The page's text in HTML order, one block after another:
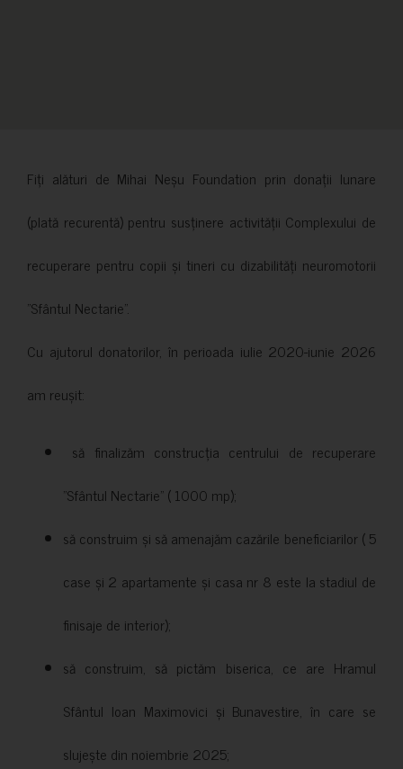
Fiți alături de Mihai Neșu Foundation prin donații lunare
(plată recurentă) pentru susținere activității Complexului de
recuperare pentru copii și tineri cu dizabilități neuromotorii
”Sfântul Nectarie”.
Cu ajutorul donatorilor, în perioada iulie 2020-iunie 2026
am reușit:
să finalizăm construcția centrului de recuperare
”Sfântul Nectarie” ( 1000 mp);
să construim și să amenajăm cazările beneficiarilor ( 5
case și 2 apartamente și casa nr 8 este la stadiul de
finisaje de interior);
să construim, să pictăm biserica, ce are Hramul
Sfântul Ioan Maximovici și Bunavestire, în care se
slujește din noiembrie 2025;